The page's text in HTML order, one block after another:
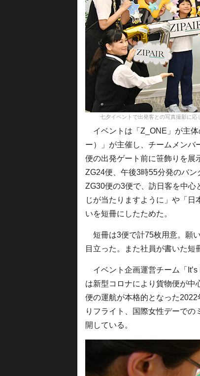
七夕イベントで出発客との写真撮影に応
イベントは「Z_ONE」が主体
ー）」が主催し、チームメン
便の出発ゲート前に笹飾りを展
ZG24便、午後3時55分発のバ
ZG30便の3便で、訪日客を中心
じが当たりますように」や「
いを短冊にしたためた。
短冊は3便で計75枚用意。願
目立った。また社員が書いた短
イベント企画運営チーム「
は新型コロナにより貨物便が中
便の運航が本格的となった
りフライト、国際女性デーで
開している。